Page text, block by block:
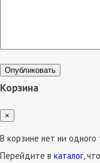
Опубликовать
Корзина
×
В корзине нет ни одного
Перейдите в каталог,